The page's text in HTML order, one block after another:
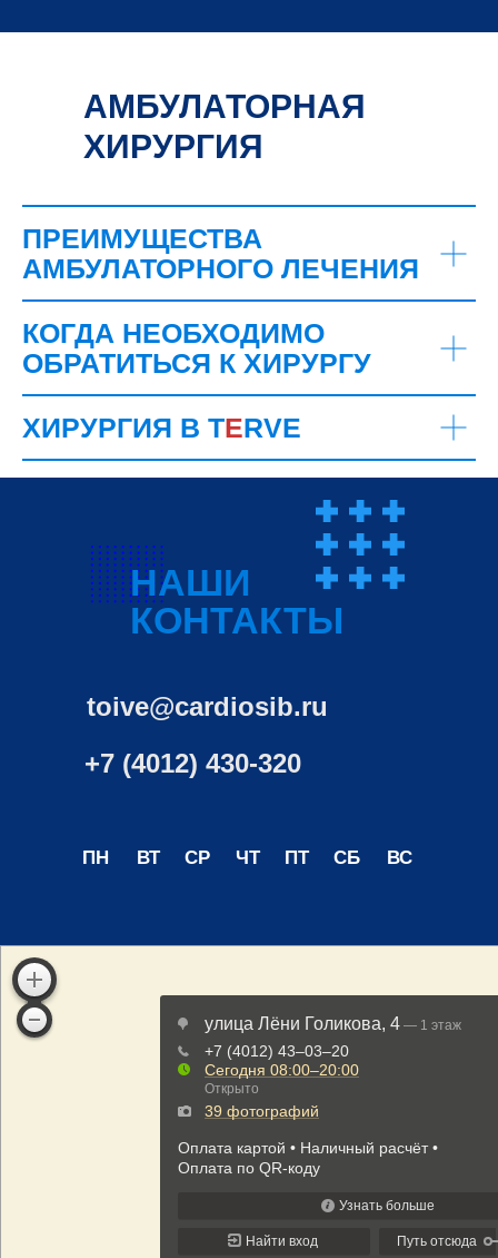
АМБУЛАТОРНАЯ
ХИРУРГИЯ
ПРЕИМУЩЕСТВА
АМБУЛАТОРНОГО ЛЕЧЕНИЯ
КОГДА НЕОБХОДИМО
ОБРАТИТЬСЯ К ХИРУРГУ
ХИРУРГИЯ В TERVE
НАШИ
КОНТАКТЫ
ПН ВТ СР
toive@cardiosib.ru
+7 (4012) 430-320
ПТ СБ ВС
ЧТ